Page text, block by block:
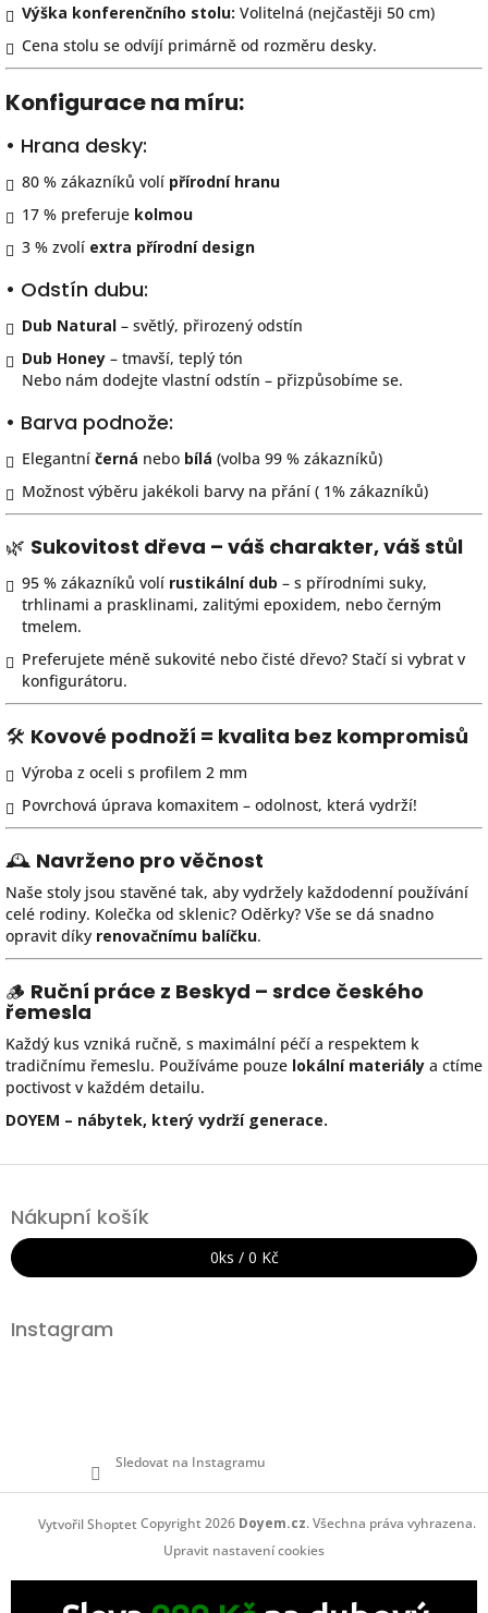
Výška konferenčního stolu: Volitelná (nejčastěji 50 cm)
Cena stolu se odvíjí primárně od rozměru desky.
Konfigurace na míru:
• Hrana desky:
80 % zákazníků volí přírodní hranu
17 % preferuje kolmou
3 % zvolí extra přírodní design
• Odstín dubu:
Dub Natural – světlý, přirozený odstín
Dub Honey – tmavší, teplý tón
Nebo nám dodejte vlastní odstín – přizpůsobíme se.
• Barva podnože:
Elegantní černá nebo bílá (volba 99 % zákazníků)
Možnost výběru jakékoli barvy na přání ( 1% zákazníků)
🌿 Sukovitost dřeva – váš charakter, váš stůl
95 % zákazníků volí rustikální dub – s přírodními suky,
trhlinami a prasklinami, zalitými epoxidem, nebo černým
tmelem.
Preferujete méně sukovité nebo čisté dřevo? Stačí si vybrat v
konfigurátoru.
🛠 Kovové podnoží = kvalita bez kompromisů
Výroba z oceli s profilem 2 mm
Povrchová úprava komaxitem – odolnost, která vydrží!
🕰 Navrženo pro věčnost
Naše stoly jsou stavěné tak, aby vydržely každodenní používání
celé rodiny. Kolečka od sklenic? Oděrky? Vše se dá snadno
opravit díky renovačnímu balíčku.
🪵 Ruční práce z Beskyd – srdce českého
řemesla
Každý kus vzniká ručně, s maximální péčí a respektem k
tradičnímu řemeslu. Používáme pouze lokální materiály a ctíme
poctivost v každém detailu.
DOYEM – nábytek, který vydrží generace.
Z
p
a
Nákupní košík
0ks / 0 Kč
Instagram
Sledovat na Instagramu
Vytvořil Shoptet Copyright 2026 Doyem.cz. Všechna práva vyhrazena.
Upravit nastavení cookies